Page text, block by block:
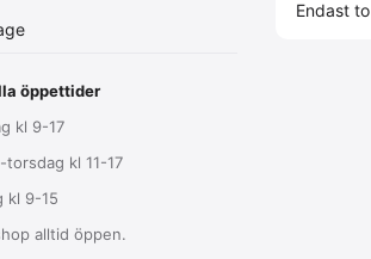
öppettider
kl 9-17
torsdag kl 11-17
kl 9-15
alltid öppen.
Endast